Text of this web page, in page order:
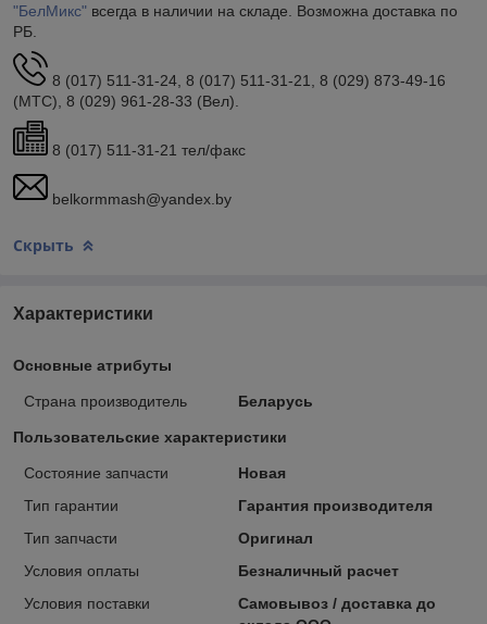
"БелМикс" всегда в наличии на складе. Возможна доставка по
РБ.
8 (017) 511-31-24, 8 (017) 511-31-21, 8 (029) 873-49-16
(МТС), 8 (029) 961-28-33 (Вел).
8 (017) 511-31-21 тел/факс
belkormmash@yandex.by
Скрыть
Характеристики
Основные атрибуты
Страна производитель Беларусь
Пользовательские характеристики
Состояние запчасти
Новая
Тип гарантии
Гарантия производителя
Тип запчасти
Оригинал
Условия оплаты
Безналичный расчет
Условия поставки
Самовывоз / доставка до